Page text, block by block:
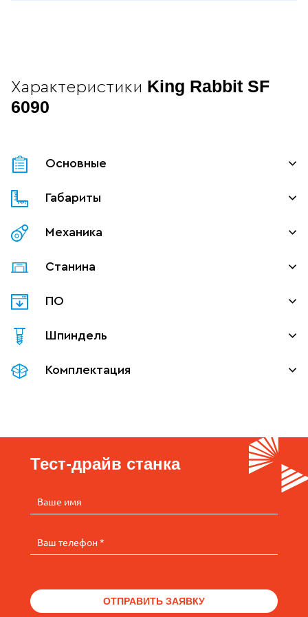
Характеристики King Rabbit SF
6090
Основные
Габариты
Механика
Станина
ПО
Шпиндель
Комплектация
Тест-драйв станка
Ваше имя
Ваш телефон *
ОТПРАВИТЬ ЗАЯВКУ